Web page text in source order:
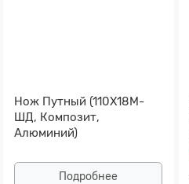
Нож Путный (110Х18М-
ШД, Композит,
Алюминий)
Подробнее